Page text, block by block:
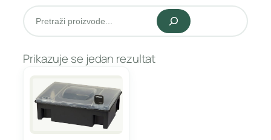
Pretraži
Prikazuje se jedan rezultat